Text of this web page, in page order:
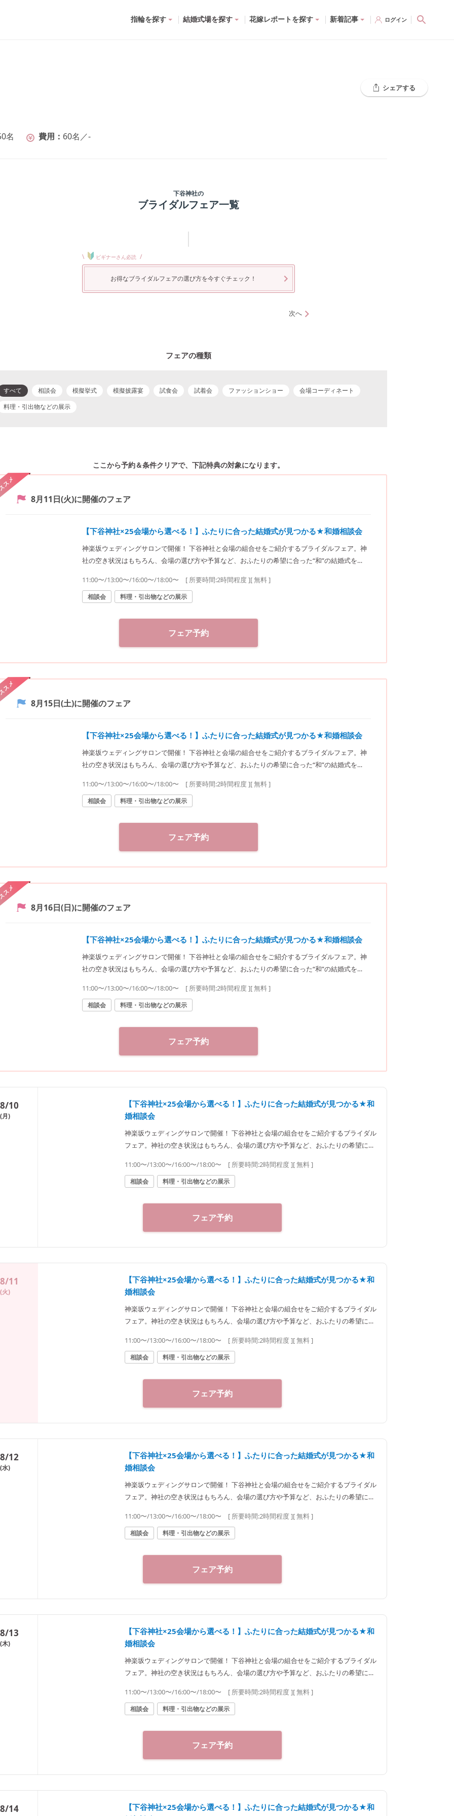
指輪を探す 結婚式場を探す 花嫁レポートを探す 新着記事 ログイン
名 費用 60名 ／-
シェアする
下谷神社の
ブライダルフェア一覧
\ ビギナーさん必読 /
お得なブライダルフェアの選び方を今すぐチェック！
次へ
フェアの種類
すべて 相談会 模擬挙式 模擬披露宴 試食会 試着会 ファッションショー
会場コーディネート
料理・引出物などの展示
ここから予約＆条件クリアで、 下記特典の対象になります。
メ
8月11日(火)に開催のフェア
【下谷神社×25会場から選べる！】ふたりに合った結婚式が見つかる★和婚相談会
神楽坂ウェディングサロンで開催！ 下谷神社と会場の組合せをご紹介するブライダルフェア。神
社の空き状況はもちろん、会場の選び方や予算など、おふたりの希望に合った“和”の結婚式をご
婚式.jp）◆ 〒162-0825 東京都新宿区神楽坂2-11 tel 03-6265-0866 11：00～20：00（火曜定休）
【アクセス】 JR線「飯田橋駅」西口徒歩3分／東京メトロ東西線・有楽町線・南北線、都営大江
11:00〜/13:00〜/16:00〜/18:00〜 [ 所要時間:2時間程度][ 無料 ]
相談会 料理・引出物などの展示
フェア予約
メ
8月15日(土)に開催のフェア
【下谷神社×25会場から選べる！】ふたりに合った結婚式が見つかる★和婚相談会
神楽坂ウェディングサロンで開催！ 下谷神社と会場の組合せをご紹介するブライダルフェア。神
社の空き状況はもちろん、会場の選び方や予算など、おふたりの希望に合った“和”の結婚式をご
婚式.jp）◆ 〒162-0825 東京都新宿区神楽坂2-11 tel 03-6265-0866 11：00～20：00（火曜定休）
【アクセス】 JR線「飯田橋駅」西口徒歩3分／東京メトロ東西線・有楽町線・南北線、都営大江
11:00〜/13:00〜/16:00〜/18:00〜 [ 所要時間:2時間程度][ 無料 ]
相談会 料理・引出物などの展示
フェア予約
メ
8月16日(日)に開催のフェア
【下谷神社×25会場から選べる！】ふたりに合った結婚式が見つかる★和婚相談会
神楽坂ウェディングサロンで開催！ 下谷神社と会場の組合せをご紹介するブライダルフェア。神
社の空き状況はもちろん、会場の選び方や予算など、おふたりの希望に合った“和”の結婚式をご
婚式.jp）◆ 〒162-0825 東京都新宿区神楽坂2-11 tel 03-6265-0866 11：00～20：00（火曜定休）
【アクセス】 JR線「飯田橋駅」西口徒歩3分／東京メトロ東西線・有楽町線・南北線、都営大江
11:00〜/13:00〜/16:00〜/18:00〜 [ 所要時間:2時間程度][ 無料 ]
相談会 料理・引出物などの展示
フェア予約
8/10
(月)
【下谷神社×25会場から選べる！】ふたりに合った結婚式が見つかる★和
婚相談会
神楽坂ウェディングサロンで開催！ 下谷神社と会場の組合せをご紹介するブライダル
フェア。神社の空き状況はもちろん、会場の選び方や予算など、おふたりの希望に合
楽坂ウェディングサロン（神社結婚式.jp）◆ 〒162-0825 東京都新宿区神楽坂2-11 tel
03-6265-0866 11：00～20：00（火曜定休） 【アクセス】 JR線「飯田橋駅」西口徒歩
11:00〜/13:00〜/16:00〜/18:00〜 [ 所要時間:2時間程度][ 無料 ]
相談会 料理・引出物などの展示
フェア予約
8/11
(火)
【下谷神社×25会場から選べる！】ふたりに合った結婚式が見つかる★和
婚相談会
神楽坂ウェディングサロンで開催！ 下谷神社と会場の組合せをご紹介するブライダル
フェア。神社の空き状況はもちろん、会場の選び方や予算など、おふたりの希望に合
楽坂ウェディングサロン（神社結婚式.jp）◆ 〒162-0825 東京都新宿区神楽坂2-11 tel
03-6265-0866 11：00～20：00（火曜定休） 【アクセス】 JR線「飯田橋駅」西口徒歩
11:00〜/13:00〜/16:00〜/18:00〜 [ 所要時間:2時間程度][ 無料 ]
相談会 料理・引出物などの展示
フェア予約
8/12
(水)
【下谷神社×25会場から選べる！】ふたりに合った結婚式が見つかる★和
婚相談会
神楽坂ウェディングサロンで開催！ 下谷神社と会場の組合せをご紹介するブライダル
フェア。神社の空き状況はもちろん、会場の選び方や予算など、おふたりの希望に合
楽坂ウェディングサロン（神社結婚式.jp）◆ 〒162-0825 東京都新宿区神楽坂2-11 tel
03-6265-0866 11：00～20：00（火曜定休） 【アクセス】 JR線「飯田橋駅」西口徒歩
11:00〜/13:00〜/16:00〜/18:00〜 [ 所要時間:2時間程度][ 無料 ]
相談会 料理・引出物などの展示
フェア予約
8/13
(木)
【下谷神社×25会場から選べる！】ふたりに合った結婚式が見つかる★和
婚相談会
神楽坂ウェディングサロンで開催！ 下谷神社と会場の組合せをご紹介するブライダル
フェア。神社の空き状況はもちろん、会場の選び方や予算など、おふたりの希望に合
楽坂ウェディングサロン（神社結婚式.jp）◆ 〒162-0825 東京都新宿区神楽坂2-11 tel
03-6265-0866 11：00～20：00（火曜定休） 【アクセス】 JR線「飯田橋駅」西口徒歩
11:00〜/13:00〜/16:00〜/18:00〜 [ 所要時間:2時間程度][ 無料 ]
相談会 料理・引出物などの展示
フェア予約
8/14
【下谷神社×25会場から選べる！】ふたりに合った結婚式が見つかる★和